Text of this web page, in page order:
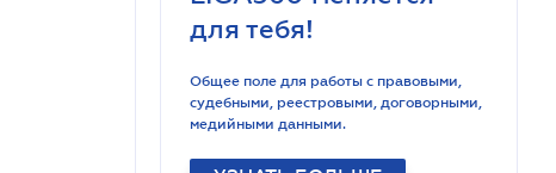
для тебя!
Общее поле для работы с правовыми,
судебными, реестровыми, договорными,
медийными данными.